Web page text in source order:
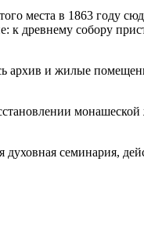
места в 1863 году
древнему собору
архив и жилые
семинария,